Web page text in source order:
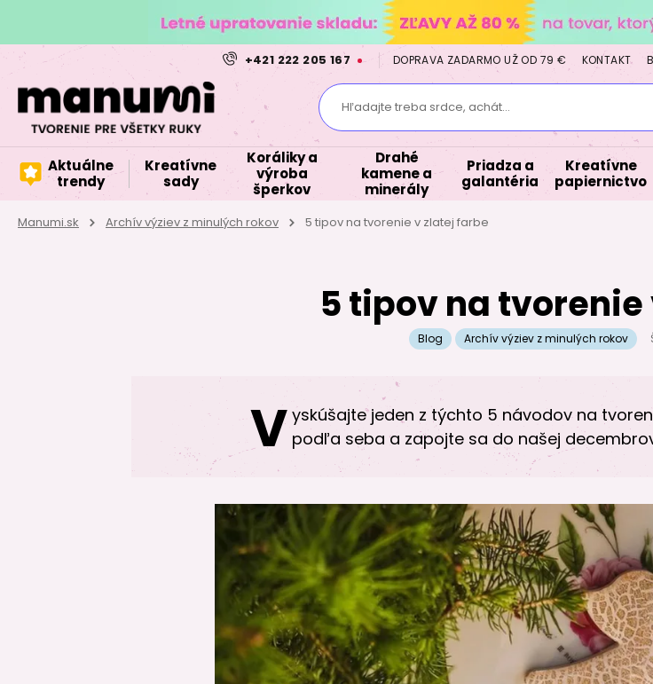
+421 222 205 167 DOPRAVA ZADARMO UŽ OD 79 € KONTAKT
Hľadajte treba srdce, achát...
Aktuálne
trendy
Kreatívne
sady
Koráliky a
výroba
šperkov
Drahé
kamene a
minerály
Priadza a
galantéria
Kreatívne
papiernictvo
Manumi.sk Archív výziev z minulých rokov 5 tipov na tvorenie v zlatej farbe
5 tipov na
Blog Archív výziev z minulých rokov
V yskúšajte jeden z týchto 5 návodov na
podľa seba a zapojte sa do našej